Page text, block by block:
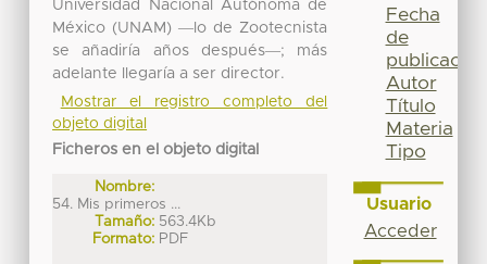
Universidad Nacional Autónoma de
México (UNAM) ―lo de Zootecnista
se añadiría años después―; más
adelante llegaría a ser director.
Mostrar el registro completo del
objeto digital
Ficheros en el objeto digital
Nombre:
54. Mis primeros ...
Tamaño: 563.4Kb
Formato: PDF
Fecha
de
publicación
Autor
Título
Materia
Tipo
Usuario
Acceder